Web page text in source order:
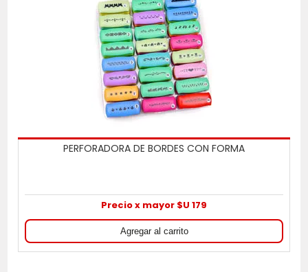
PERFORADORA DE BORDES CON FORMA
Precio x mayor $U 179